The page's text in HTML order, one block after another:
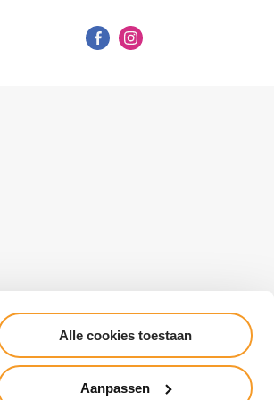
Alle cookies toestaan
Aanpassen
Algemene voorwaarden
Responsible Disclosure